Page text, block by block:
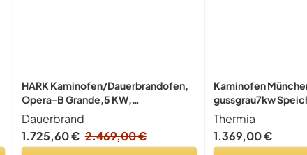
HARK Kaminofen/Dauerbrandofen,
Opera-B Grande,5 KW,
Titan/meteor-schwarz
Dauerbrand
1.725,60 € 2.469,00 €
Kaminofen
gussgrau7kw
Panoramatür
geeignet
Abgasstutzen
Thermia
1.369,00 €